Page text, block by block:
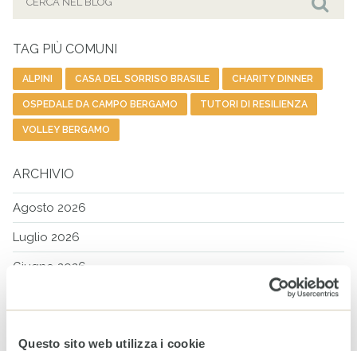
Questo sito web utilizza i cookie
TAG PIÙ COMUNI
ALPINI CASA DEL SORRISO BRASILE CHARITY DINNER
OSPEDALE DA CAMPO BERGAMO TUTORI DI RESILIENZA
VOLLEY BERGAMO
ARCHIVIO
Agosto 2026
Luglio 2026
Giugno 2026